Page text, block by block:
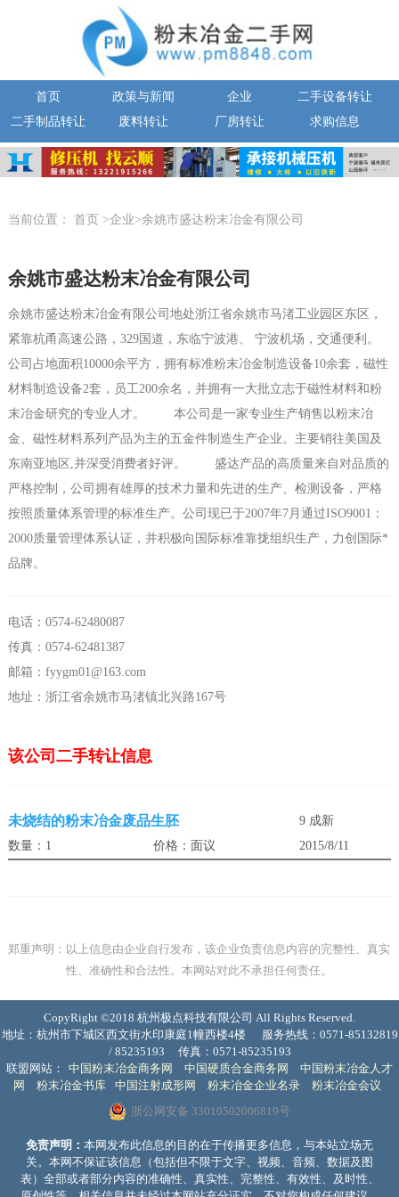
首页 政策与新闻 企业
二手设备转让
二手制品转让
废料转让 厂房转让 求购信息
当前位置： 首页 >企业>余姚市盛达粉末冶金有限公司
余姚市盛达粉末冶金有限公司
余姚市盛达粉末冶金有限公司地处浙江省余姚市马渚工业园区东区，
紧靠杭甬高速公路，329国道，东临宁波港、 宁波机场，交通便利。
公司占地面积10000余平方，拥有标准粉末冶金制造设备10余套，磁性
材料制造设备2套，员工200余名，并拥有一大批立志于磁性材料和粉
末冶金研究的专业人才。 本公司是一家专业生产销售以粉末冶
金、磁性材料系列产品为主的五金件制造生产企业。主要销往美国及
东南亚地区,并深受消费者好评。 盛达产品的高质量来自对品质的
严格控制，公司拥有雄厚的技术力量和先进的生产、检测设备，严格
按照质量体系管理的标准生产。公司现已于2007年7月通过ISO9001：
2000质量管理体系认证，并积极向国际标准靠拢组织生产，力创国际*
品牌。
电话：0574-62480087
传真：0574-62481387
邮箱：fyygm01@163.com
地址：浙江省余姚市马渚镇北兴路167号
该公司二手转让信息
未烧结的粉末冶金废品生胚
9 成新
数量：1
价格：面议 2015/8/11
郑重声明：以上信息由企业自行发布，该企业负责信息内容的完整性、真实
性、准确性和合法性。本网站对此不承担任何责任。
CopyRight ©2018 杭州极点科技有限公司 All Rights Reserved.
地址：杭州市下城区西文街水印康庭1幢西楼4楼
服务热线：0571-85132819
/ 85235193
传真：0571-85235193
联盟网站：
中国粉末冶金商务网 中国硬质合金商务网
中国粉末冶金人才
网
粉末冶金书库 中国注射成形网 粉末冶金企业名录
粉末冶金会议
浙公网安备 33010502006819号
免责声明： 本网发布此信息的目的在于传播更多信息，与本站立场无
关。本网不保证该信息（包括但不限于文字、视频、音频、数据及图
表）全部或者部分内容的准确性、真实性、完整性、有效性、及时性、